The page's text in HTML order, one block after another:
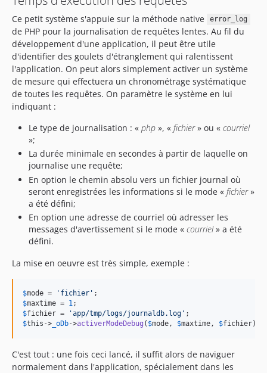
Ce petit système s'appuie sur la méthode native error_log
de PHP pour la journalisation de requêtes lentes. Au fil du
développement d'une application, il peut être utile
d'identifier des goulets d'étranglement qui ralentissent
l'application. On peut alors simplement activer un système
de mesure qui effectuera un chronométrage systématique
de toutes les requêtes. On paramètre le système en lui
indiquant :
Le type de journalisation : « php », « fichier» ou « courriel
»;
La durée minimale en secondes à partir de laquelle on
journalise une requête;
En option le chemin absolu vers un fichier journal où
seront enregistrées les informations si le mode « fichier»
a été défini;
En option une adresse de courriel où adresser les
messages d'avertissement si le mode « courriel» a été
défini.
La mise en oeuvre est très simple, exemple :
$mode = ' fichier '
$maxtime = 1
$fichier = 'app/tmp/logs/journaldb.log '
$this -> _oDb->activerModeDebug ( $mode, $maxtime, $fichier);
C'est tout : une fois ceci lancé, il suffit alors de naviguer
normalement dans l'application, spécialement dans les